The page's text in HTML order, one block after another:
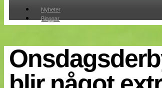
Nyheter
Bloggar
Cuper
Medlemmar
Medlemsbilder
Till klubbkassan
Om oss